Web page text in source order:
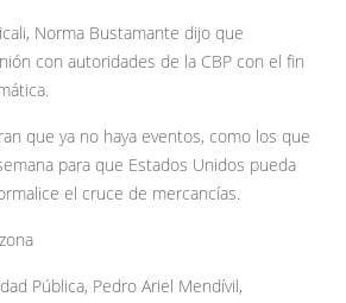
Norma Bustamante dijo que
con autoridades de la CBP con el fin
que ya no haya eventos, como los que
para que Estados Unidos pueda
el cruce de mercancías.
Pública, Pedro Ariel Mendívil,